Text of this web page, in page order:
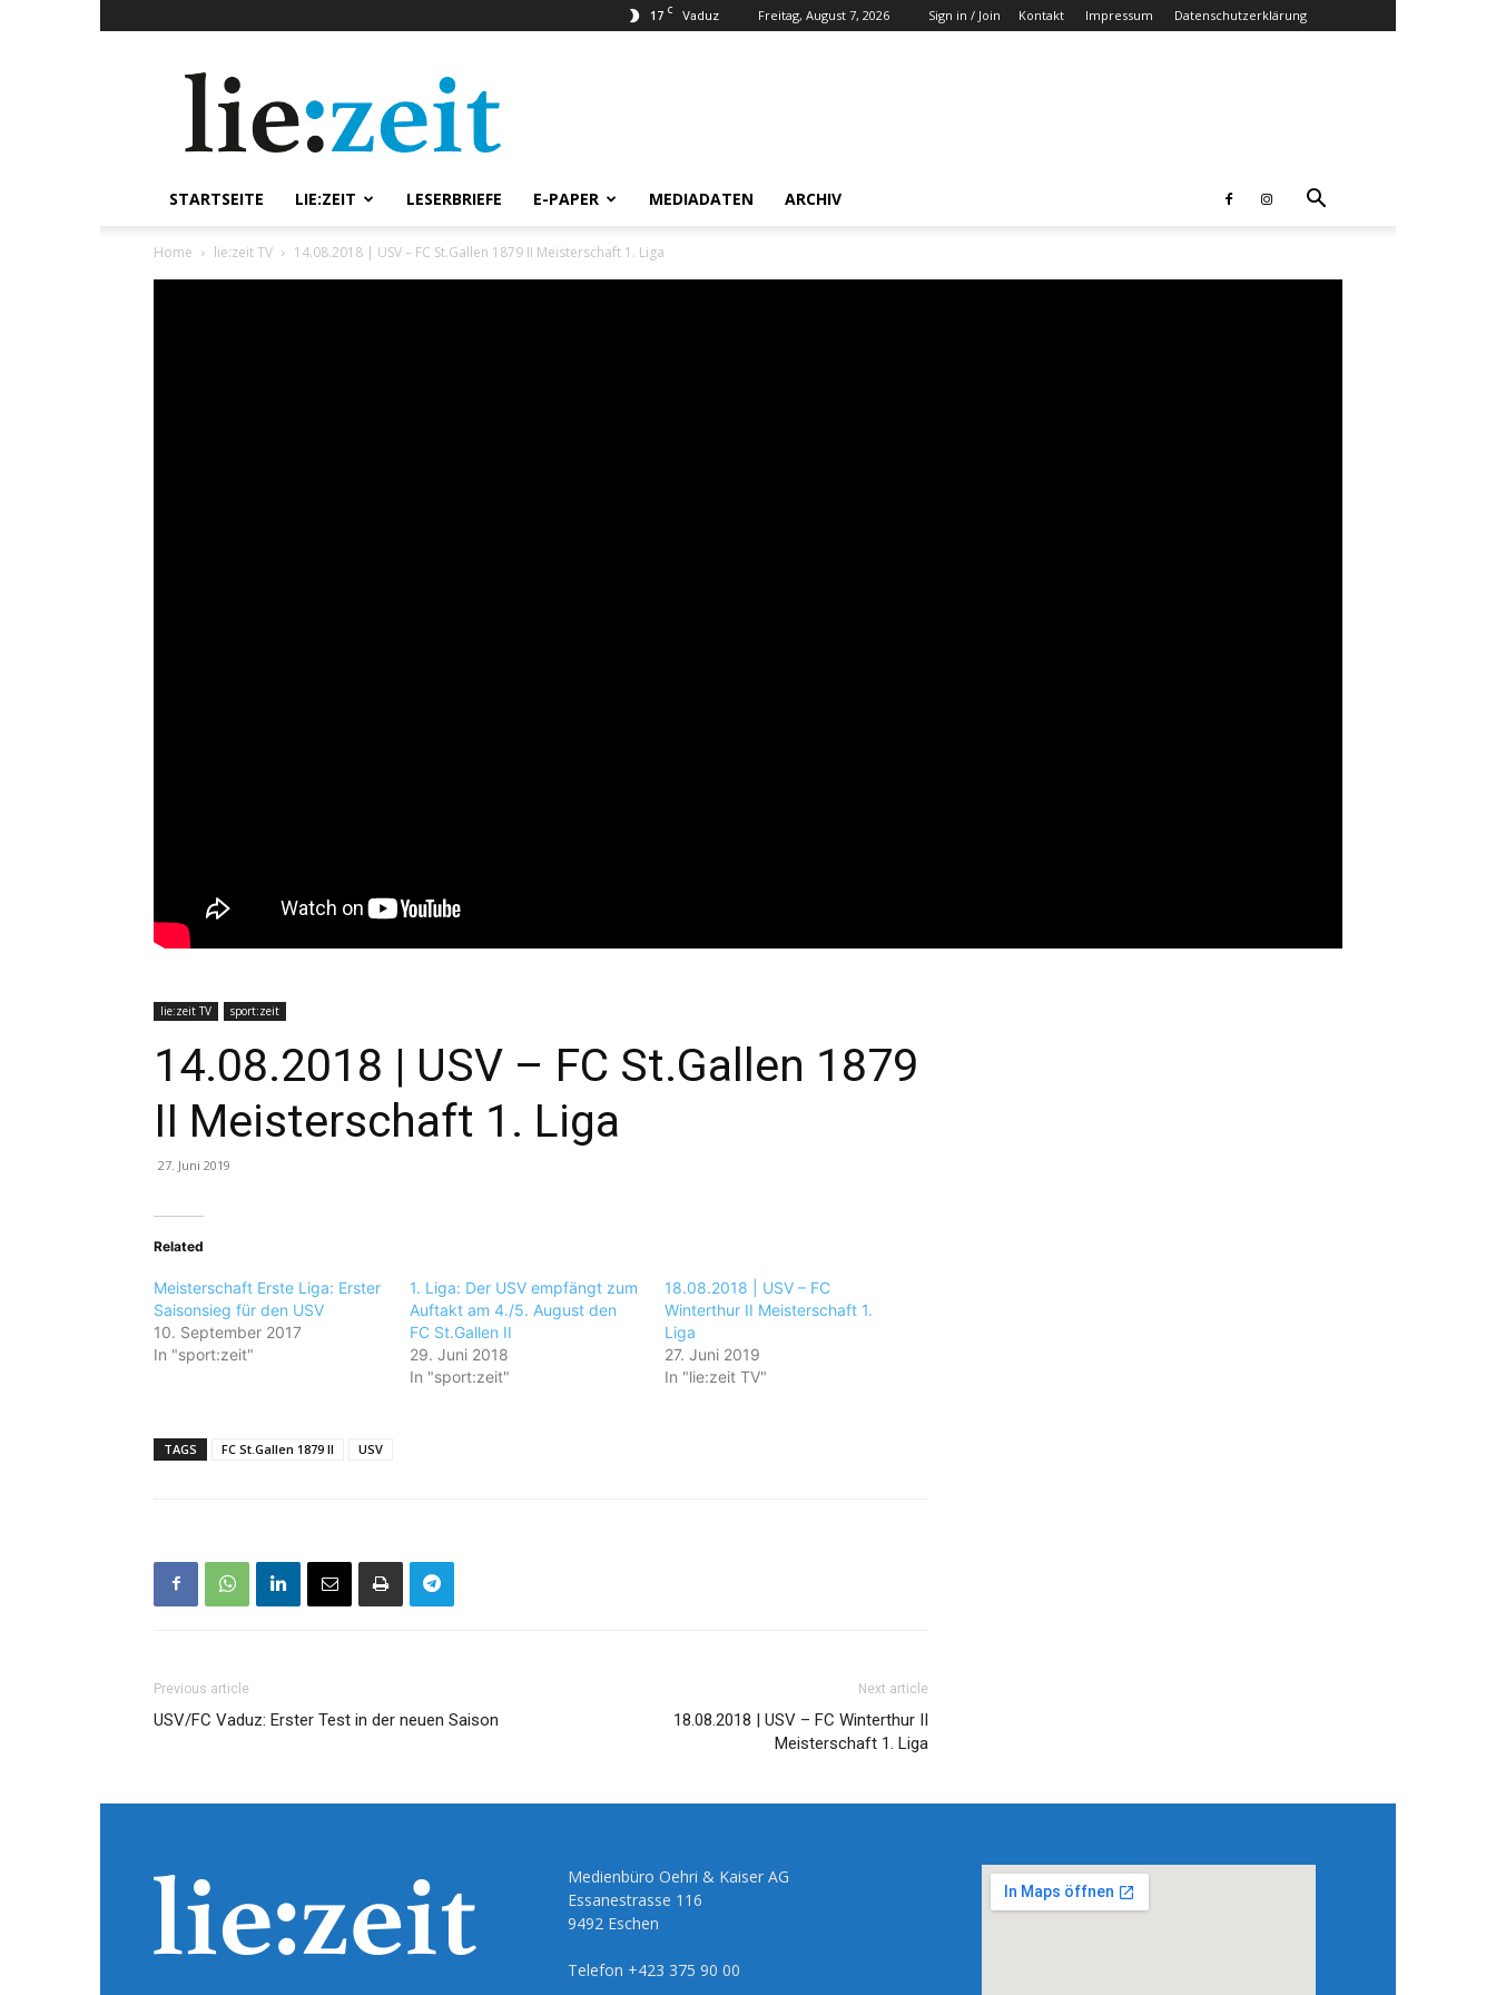
17 C Vaduz Freitag, August 7, 2026 Sign in / Join Kontakt Impressum Datenschutzerklärung
STARTSEITE LIE:ZEIT LESERBRIEFE E-PAPER MEDIADATEN ARCHIV
Home lie:zeit TV 14.08.2018 | USV – FC St.Gallen 1879 II Meisterschaft 1. Liga
lie:zeit TV sport:zeit
14.08.2018 | USV – FC St.Gallen 1879
II Meisterschaft 1. Liga
27. Juni 2019
Related
Meisterschaft Erste Liga: Erster
Saisonsieg für den USV
10. September 2017
In "sport:zeit"
1. Liga: Der USV empfängt zum
Auftakt am 4./5. August den
FC St.Gallen II
29. Juni 2018
In "sport:zeit"
18.08.2018 | USV – FC
Winterthur II Meisterschaft 1.
Liga
27. Juni 2019
In "lie:zeit TV"
TAGS FC St.Gallen 1879 II USV
Previous article
USV/FC Vaduz: Erster Test in der neuen Saison
Next article
18.08.2018 | USV – FC Winterthur II
Meisterschaft 1. Liga
Medienbüro Oehri & Kaiser AG
Essanestrasse 116
9492 Eschen
Telefon +423 375 90 00